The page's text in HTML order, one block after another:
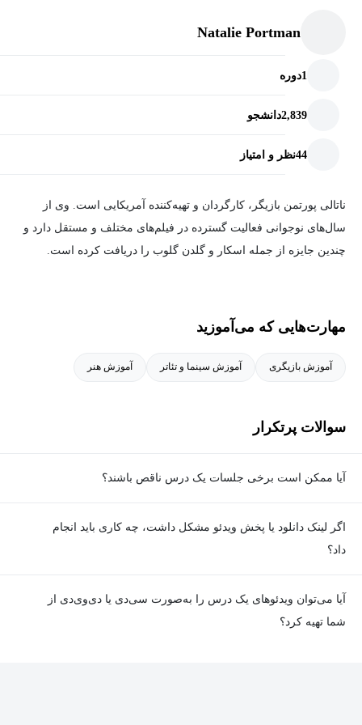
منطقی و همیشگی میل دهد؛ بنابراین نخستین دستاورد شما در این دوره
با ناتالی پورتمن
سینمایی، نحوه درست ورود به دنیای بازیگری و به‌دست‌آوردن معیارهای
Natalie Portman
1دوره
2,839دانشجو
44نظر و امتیاز
ناتالی پورتمن بازیگر، کارگردان و تهیه‌کننده آمریکایی است. وی از
سال‌های نوجوانی فعالیت گسترده در فیلم‌های مختلف و مستقل دارد و
چندین جایزه از جمله اسکار و گلدن گلوب را دریافت کرده است.
مهارت‌هایی که می‌آموزید
آموزش بازیگری آموزش سینما و تئاتر آموزش هنر
سوالات پرتکرار
آیا ممکن است برخی جلسات یک درس ناقص باشند؟
اگر لینک دانلود یا پخش ویدئو مشکل داشت، چه کاری باید انجام
داد؟
آیا می‌توان ویدئوهای یک درس را به‌صورت سی‌دی یا دی‌وی‌دی از
شما تهیه کرد؟